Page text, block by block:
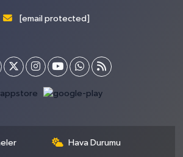
[email protected]
Hava Durumu